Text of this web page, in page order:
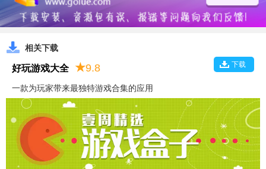
相关下载
下载
好玩游戏大全 ★9.8
一款为玩家带来最独特游戏合集的应用